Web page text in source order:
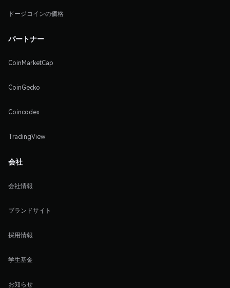
ドージコインの価格
パートナー
CoinMarketCap
CoinGecko
Coincodex
TradingView
会社
会社情報
ブランドサイト
採用情報
学生基金
お知らせ